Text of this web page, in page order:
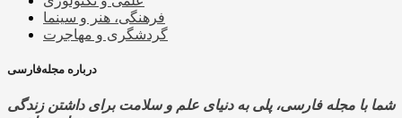
فرهنگی، هنر و سینما
گردشگری و مهاجرت
درباره مجله‌فارسی
شما با مجله فارسی، پلی به دنیای علم و سلامت برای داشتن زندگی